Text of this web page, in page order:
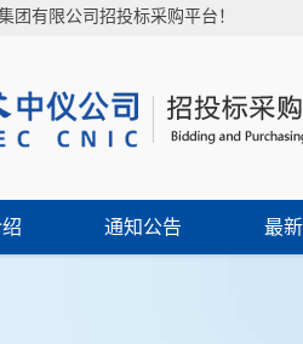
团有限公司招投标采购平台！
通知公告 最